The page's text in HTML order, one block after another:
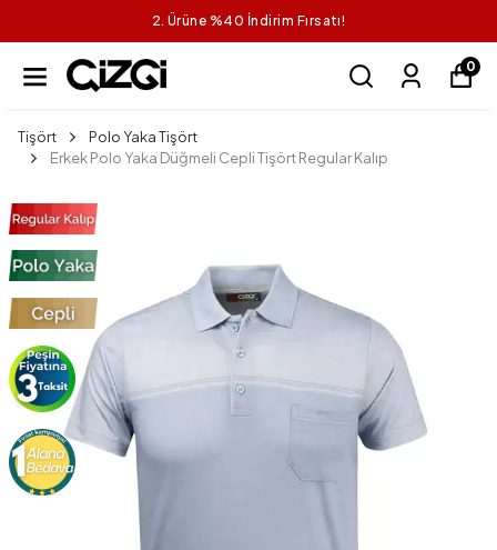
2. Ürüne %40 İndirim Fırsatı!
0
Tişört
Polo Yaka Tişört
Erkek Polo Yaka Düğmeli Cepli Tişört Regular Kalıp